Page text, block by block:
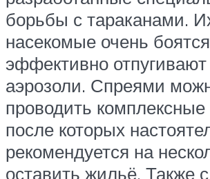
борьбы с тараканами.
насекомые очень
эффективно отпугивают
аэрозоли. Спреями
проводить комплексные
после которых
рекомендуется на
оставить жильё. Также